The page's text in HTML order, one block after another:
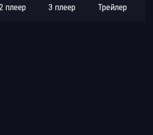
плеер 3 плеер Трейлер